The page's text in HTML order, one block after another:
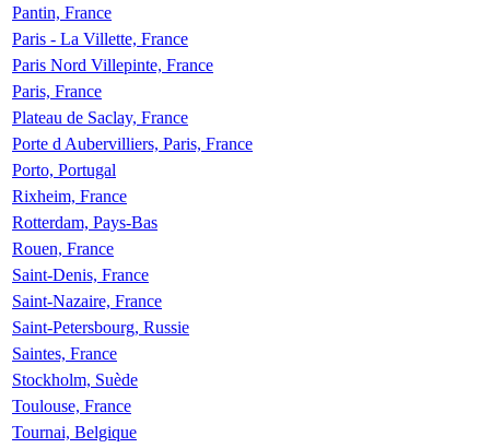
Pantin, France
Paris - La Villette, France
Paris Nord Villepinte, France
Paris, France
Plateau de Saclay, France
Porte d Aubervilliers, Paris, France
Porto, Portugal
Rixheim, France
Rotterdam, Pays-Bas
Rouen, France
Saint-Denis, France
Saint-Nazaire, France
Saint-Petersbourg, Russie
Saintes, France
Stockholm, Suède
Toulouse, France
Tournai, Belgique